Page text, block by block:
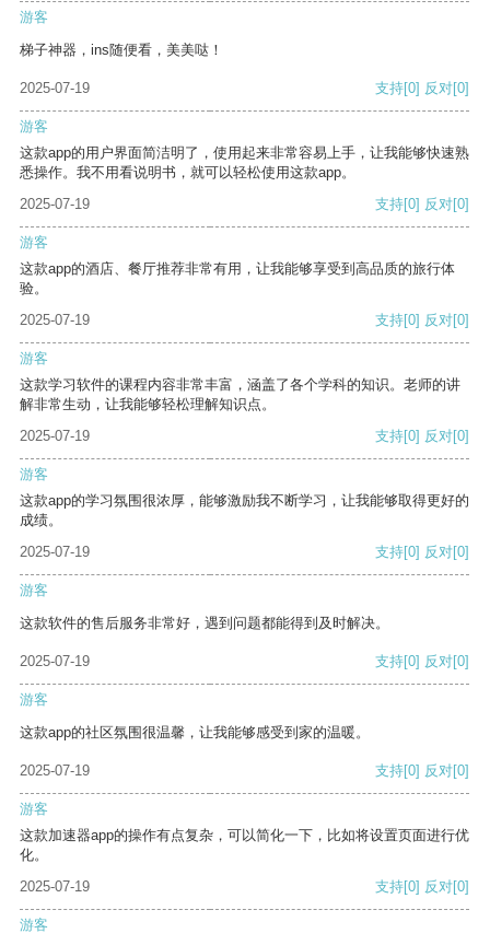
游客
梯子神器，ins随便看，美美哒！
2025-07-19 支持[0] 反对[0]
游客
这款app的用户界面简洁明了，使用起来非常容易上手，让我能够快速熟
悉操作。我不用看说明书，就可以轻松使用这款app。
2025-07-19
支持[0] 反对[0]
游客
这款app的酒店、餐厅推荐非常有用，让我能够享受到高品质的旅行体
验。
2025-07-19
支持[0] 反对[0]
游客
这款学习软件的课程内容非常丰富，涵盖了各个学科的知识。老师的讲
解非常生动，让我能够轻松理解知识点。
2025-07-19
支持[0] 反对[0]
游客
这款app的学习氛围很浓厚，能够激励我不断学习，让我能够取得更好的
成绩。
2025-07-19
支持[0] 反对[0]
游客
这款软件的售后服务非常好，遇到问题都能得到及时解决。
2025-07-19 支持[0] 反对[0]
游客
这款app的社区氛围很温馨，让我能够感受到家的温暖。
2025-07-19 支持[0] 反对[0]
游客
这款加速器app的操作有点复杂，可以简化一下，比如将设置页面进行优
化。
2025-07-19
支持[0] 反对[0]
游客